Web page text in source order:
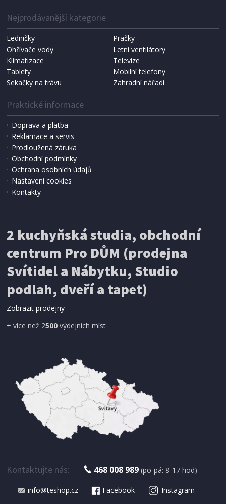
Nejprodávanější kategorie
Ledničky
Pračky
Ohřívače vody
Letní ventilátory
Klimatizace
Televize
Tablety
Mobilní telefony
Sekačky na trávu
Zahradní nářadí
Praktické informace
Doprava a platba
Reklamace a servis
Prodloužená záruka
Obchodní podmínky
Ochrana osobních údajů
Nastavení cookies
Kontakty
2 kuchyňská studia, obchodní
centrum Pro DŮM (prodejna
Svítidel a Nábytku, Studio
podlah, dveří a tapet)
Zobrazit prodejny
+ více než 2500 výdejních míst
Kontaktujte nás: 468 008 989 (po-pá: 8-17 hod)
info@teshop.cz Facebook Instagram